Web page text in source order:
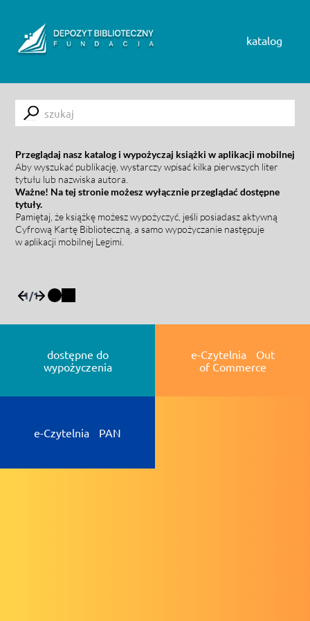
katalog
Submit
Przeglądaj nasz katalog i wypożyczaj książki w aplikacji mobilnej
Aby wyszukać publikację, wystarczy wpisać kilka pierwszych liter
tytułu lub nazwiska autora.
Ważne! Na tej stronie możesz wyłącznie przeglądać dostępne
tytuły.
Pamiętaj, że książkę możesz wypożyczyć, jeśli posiadasz aktywną
Cyfrową Kartę Biblioteczną, a samo wypożyczanie następuje
w aplikacji mobilnej Legimi.
1/1
dostępne do
wypożyczenia
e-Czytelnia Out
of Commerce
e-Czytelnia PAN